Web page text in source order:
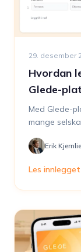
29. desember
Hvordan
Glede-
Med Glede-
mange
Erik Kjernlie
Les innlegget